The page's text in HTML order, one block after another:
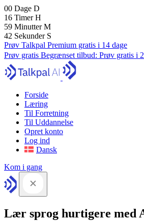
00 Dage D
16 TimerH
59 MinutterM
41 Sekunder S
Prøv Talkpal Premium gratis i 14 dage
Prøv gratis Begrænset tilbud: Prøv gratis i
Forside
Læring
Til Forretning
Til Uddannelse
Opret konto
Log ind
Dansk
Kom i gang
Lær sprog hurtigere med